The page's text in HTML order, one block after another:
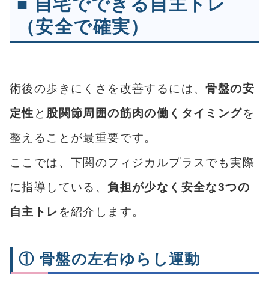
（安全で確実）
術後の歩きにくさを改善するには、骨盤の安
定性 と 股関節周囲の筋肉の働くタイミングを
整えることが最重要です。
ここでは、下関のフィジカルプラスでも実際
に指導している、 負担が少なく安全な3つの
自主トレ を紹介します。
① 骨盤の左右ゆらし運動